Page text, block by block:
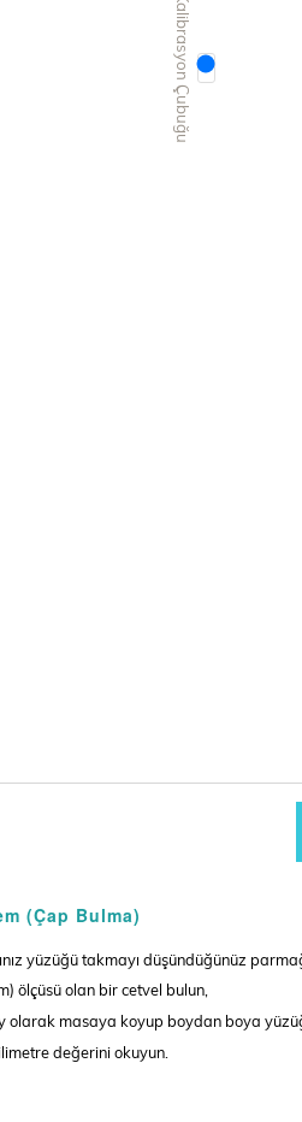
(Çap Bulma)
yüzüğü takmayı düşündüğünüz
ölçüsü olan bir cetvel bulun,
olarak masaya koyup boydan boya
değerini okuyun.